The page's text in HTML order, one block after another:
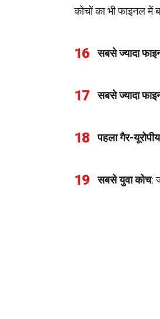
कोचों का भी फाइनल में
16 सबसे ज्यादा
17 सबसे ज्यादा
18 पहला गैर-
19 सबसे युवा कोच: